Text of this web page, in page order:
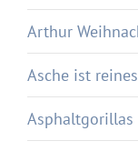
Arthur
Asche ist
Asphaltgorillas